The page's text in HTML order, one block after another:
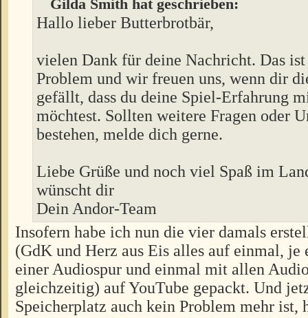
Gilda Smith hat geschrieben:
Hallo lieber Butterbrotbär,
vielen Dank für deine Nachricht. Das
Problem und wir freuen uns, wenn dir
gefällt, dass du deine Spiel-Erfahrung
möchtest. Sollten weitere Fragen oder
bestehen, melde dich gerne.
Liebe Grüße und noch viel Spaß im
wünscht dir
Dein Andor-Team
Insofern habe ich nun die vier damals
(GdK und Herz aus Eis alles auf einmal,
einer Audiospur und einmal mit allen
gleichzeitig) auf YouTube gepackt. Und
Speicherplatz auch kein Problem mehr ist,